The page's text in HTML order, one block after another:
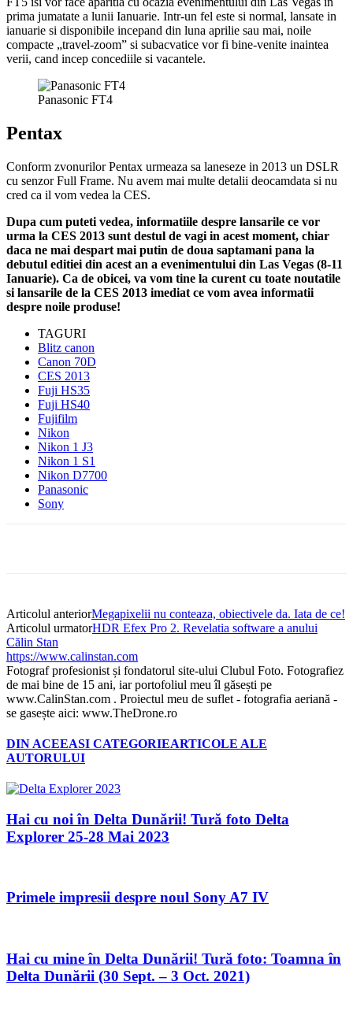
prima jumatate a lunii Ianuarie. Intr-un fel este si normal, lansate in
ianuarie si disponibile incepand din luna aprilie sau mai, noile
compacte „travel-zoom” si subacvatice vor fi bine-venite inaintea
verii, cand incep concediile si vacantele.
Panasonic FT4
Pentax
Conform zvonurilor Pentax urmeaza sa laneseze in 2013 un DSLR
cu senzor Full Frame. Nu avem mai multe detalii deocamdata si nu
cred ca il vom vedea la CES.
Dupa cum puteti vedea, informatiile despre lansarile ce vor
urma la CES 2013 sunt destul de vagi in acest moment, chiar
daca ne mai despart mai putin de doua saptamani pana la
debutul editiei din acest an a evenimentului din Las Vegas (8-11
Ianuarie). Ca de obicei, va vom tine la curent cu toate noutatile
si lansarile de la CES 2013 imediat ce vom avea informatii
despre noile produse!
TAGURI
Blitz canon
Canon 70D
CES 2013
Fuji HS35
Fuji HS40
Fujifilm
Nikon
Nikon 1 J3
Nikon 1 S1
Nikon D7700
Panasonic
Sony
Articolul anteriorMegapixelii nu conteaza, obiectivele da. Iata de ce!
Articolul urmatorHDR Efex Pro 2. Revelatia software a anului
Călin Stan
https://www.calinstan.com
Fotograf profesionist și fondatorul site-ului Clubul Foto. Fotografiez
de mai bine de 15 ani, iar portofoliul meu îl găsești pe
www.CalinStan.com . Proiectul meu de suflet - fotografia aeriană -
se gasește aici: www.TheDrone.ro
DIN ACEEASI CATEGORIEARTICOLE ALE
AUTORULUI
Hai cu noi în Delta Dunării! Tură foto Delta
Explorer 25-28 Mai 2023
Primele impresii despre noul Sony A7 IV
Hai cu mine în Delta Dunării! Tură foto: Toamna în
Delta Dunării (30 Sept. – 3 Oct. 2021)